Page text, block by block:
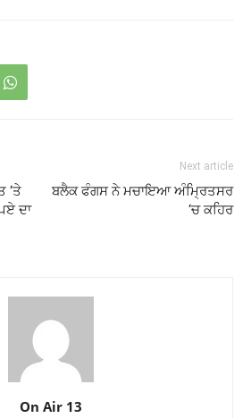
‘ਤੇ
ਦਾ
Next article
ਬਲੈਕ ਫੰਗਸ ਨੇ ਮਚਾਇਆ ਅੰਮ੍ਰਿਤਸਰ
‘ਚ ਕਹਿਰ
On Air 13